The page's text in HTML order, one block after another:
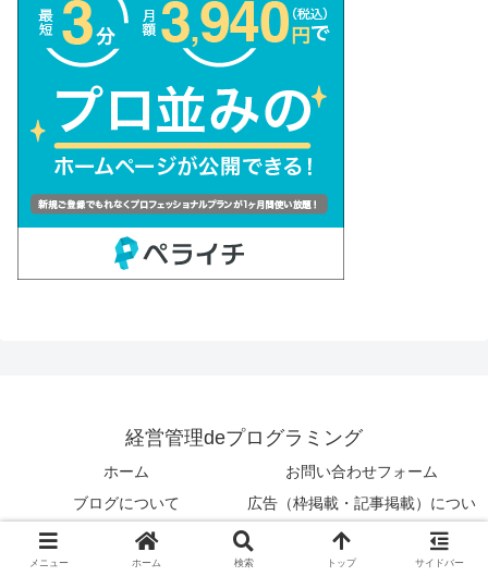
経営管理deプログラミング
ホーム
お問い合わせフォーム
ブログについて
広告（枠掲載・記事掲載）につい
プライバシーポリシー
運営者情報
メニュー ホーム 検索 トップ サイドバー